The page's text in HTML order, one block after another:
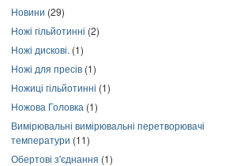
Новини (29)
Ножі гільйотинні (2)
Ножі дискові. (1)
Ножі для пресів (1)
Ножиці гільйотинні (1)
Ножова Головка (1)
Вимірювальні вимірювальні перетворювачі
температури (11)
Обертові з'єднання (1)